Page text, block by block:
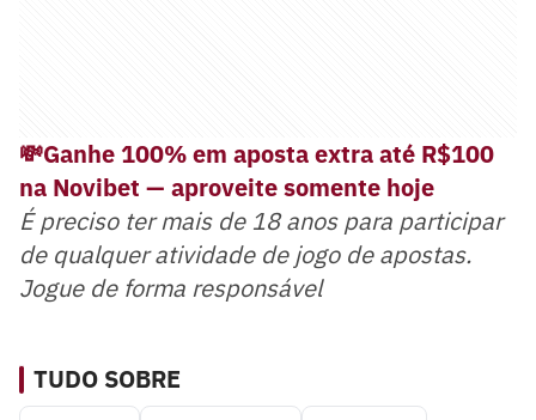
💸Ganhe 100% em aposta extra até R$100
na Novibet — aproveite somente hoje
É preciso ter mais de 18 anos para participar
de qualquer atividade de jogo de apostas.
Jogue de forma responsável
TUDO SOBRE